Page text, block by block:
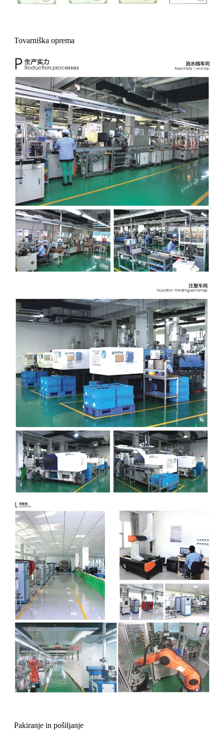
Tovarniška oprema
Pakiranje in pošiljanje